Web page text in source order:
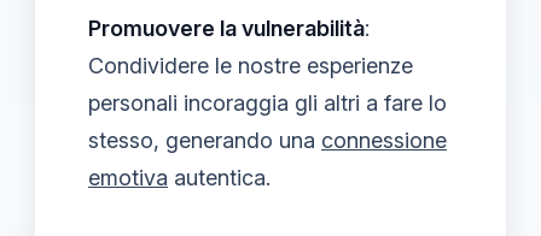
Promuovere la vulnerabilità:
Condividere le nostre esperienze
personali incoraggia gli altri a fare lo
stesso, generando una connessione
emotiva autentica.